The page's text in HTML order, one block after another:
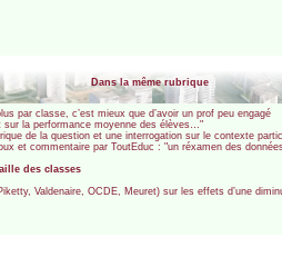
Dans la même rubrique
par classe, c’est mieux que d’avoir un prof peu engagé
sur la performance moyenne des élèves…"
de la question et une interrogation sur le contexte
commentaire par ToutEduc : "un réxamen des
des classes
Valdenaire, OCDE, Meuret) sur les effets d’une